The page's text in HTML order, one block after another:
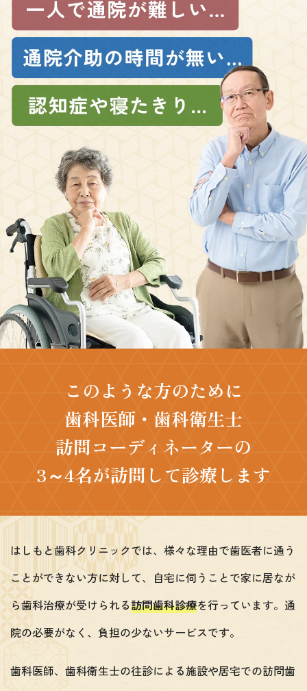
このような方のために
歯科医師・歯科衛生士
訪問コーディネーターの
3～4名が訪問して診療します
はしもと歯科クリニックでは、様々な理由で歯医者に通う
ことができない方に対して、自宅に伺うことで家に居なが
ら歯科治療が受けられる訪問歯科診療を行っています。通
院の必要がなく、負担の少ないサービスです。
歯科医師、歯科衛生士の往診による施設や居宅での訪問歯